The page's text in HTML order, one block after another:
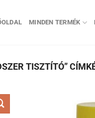
MINDEN TERMÉK
TISZTÍTÓ”